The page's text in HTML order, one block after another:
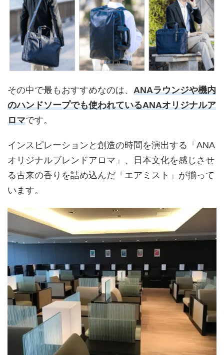
その中で最もおすすめなのは、 ANAラウンジや機内
のハンドソープでも使われているANAオリジナルア
ロマです。
インスピレーションと創造の時間を演出する「ANA
オリジナルブレンドアロマ」、日本文化を感じさせ
る古来の香りを詰め込んだ「エアミスト」が揃って
います。